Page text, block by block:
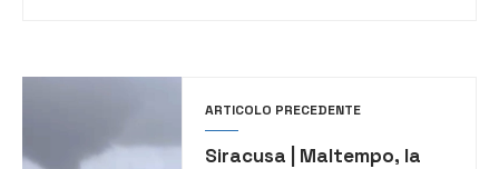
ARTICOLO PRECEDENTE
Siracusa | Maltempo, la